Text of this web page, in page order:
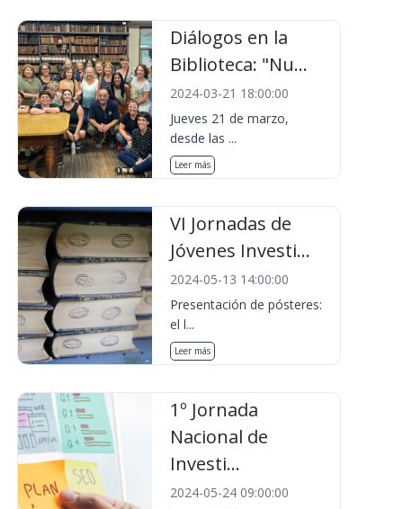
Diálogos en la
Biblioteca: "Nu...
2024-03-21 18:00:00
Jueves 21 de marzo,
desde las ...
Leer más
VI Jornadas de
Jóvenes Investi...
2024-05-13 14:00:00
Presentación de pósteres:
el l...
Leer más
1º Jornada
Nacional de
Investi...
2024-05-24 09:00:00